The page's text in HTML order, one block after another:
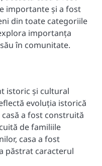
importante și a fost
din toate categoriile
importanța
în comunitate.
istoric și cultural
evoluția istorică
a fost construită
de familiile
casa a fost
păstrat caracterul